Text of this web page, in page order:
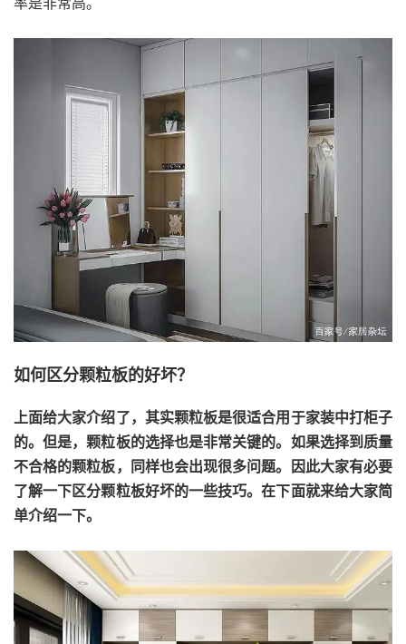
率是非常高。
如何区分颗粒板的好坏？
上面给大家介绍了，其实颗粒板是很适合用于家装中打柜子
的。但是，颗粒板的选择也是非常关键的。如果选择到质量
不合格的颗粒板，同样也会出现很多问题。因此大家有必要
了解一下区分颗粒板好坏的一些技巧。在下面就来给大家简
单介绍一下。